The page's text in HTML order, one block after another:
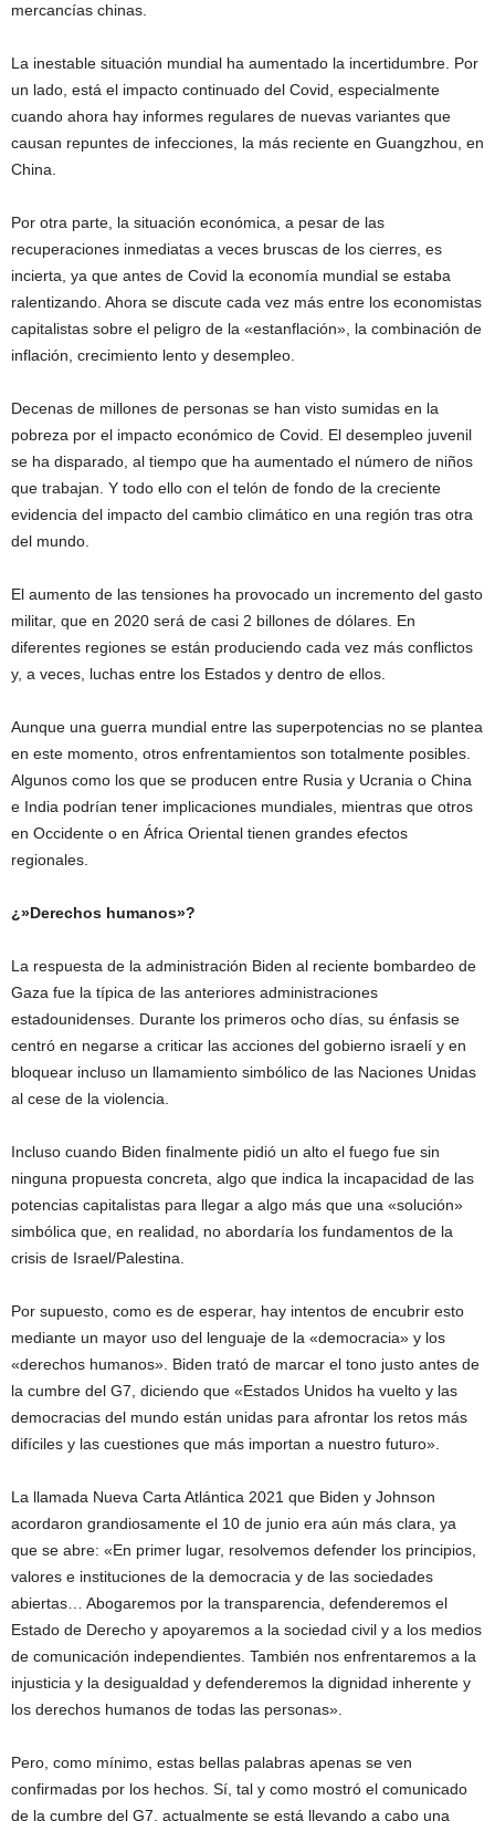
mercancías chinas.
La inestable situación mundial ha aumentado la incertidumbre. Por
un lado, está el impacto continuado del Covid, especialmente
cuando ahora hay informes regulares de nuevas variantes que
causan repuntes de infecciones, la más reciente en Guangzhou, en
China.
Por otra parte, la situación económica, a pesar de las
recuperaciones inmediatas a veces bruscas de los cierres, es
incierta, ya que antes de Covid la economía mundial se estaba
ralentizando. Ahora se discute cada vez más entre los economistas
capitalistas sobre el peligro de la «estanflación», la combinación de
inflación, crecimiento lento y desempleo.
Decenas de millones de personas se han visto sumidas en la
pobreza por el impacto económico de Covid. El desempleo juvenil
se ha disparado, al tiempo que ha aumentado el número de niños
que trabajan. Y todo ello con el telón de fondo de la creciente
evidencia del impacto del cambio climático en una región tras otra
del mundo.
El aumento de las tensiones ha provocado un incremento del gasto
militar, que en 2020 será de casi 2 billones de dólares. En
diferentes regiones se están produciendo cada vez más conflictos
y, a veces, luchas entre los Estados y dentro de ellos.
Aunque una guerra mundial entre las superpotencias no se plantea
en este momento, otros enfrentamientos son totalmente posibles.
Algunos como los que se producen entre Rusia y Ucrania o China
e India podrían tener implicaciones mundiales, mientras que otros
en Occidente o en África Oriental tienen grandes efectos
regionales.
¿»Derechos humanos»?
La respuesta de la administración Biden al reciente bombardeo de
Gaza fue la típica de las anteriores administraciones
estadounidenses. Durante los primeros ocho días, su énfasis se
centró en negarse a criticar las acciones del gobierno israelí y en
bloquear incluso un llamamiento simbólico de las Naciones Unidas
al cese de la violencia.
Incluso cuando Biden finalmente pidió un alto el fuego fue sin
ninguna propuesta concreta, algo que indica la incapacidad de las
potencias capitalistas para llegar a algo más que una «solución»
simbólica que, en realidad, no abordaría los fundamentos de la
crisis de Israel/Palestina.
Por supuesto, como es de esperar, hay intentos de encubrir esto
mediante un mayor uso del lenguaje de la «democracia» y los
«derechos humanos». Biden trató de marcar el tono justo antes de
la cumbre del G7, diciendo que «Estados Unidos ha vuelto y las
democracias del mundo están unidas para afrontar los retos más
difíciles y las cuestiones que más importan a nuestro futuro».
La llamada Nueva Carta Atlántica 2021 que Biden y Johnson
acordaron grandiosamente el 10 de junio era aún más clara, ya
que se abre: «En primer lugar, resolvemos defender los principios,
valores e instituciones de la democracia y de las sociedades
abiertas… Abogaremos por la transparencia, defenderemos el
Estado de Derecho y apoyaremos a la sociedad civil y a los medios
de comunicación independientes. También nos enfrentaremos a la
injusticia y la desigualdad y defenderemos la dignidad inherente y
los derechos humanos de todas las personas».
Pero, como mínimo, estas bellas palabras apenas se ven
confirmadas por los hechos. Sí, tal y como mostró el comunicado
de la cumbre del G7, actualmente se está llevando a cabo una